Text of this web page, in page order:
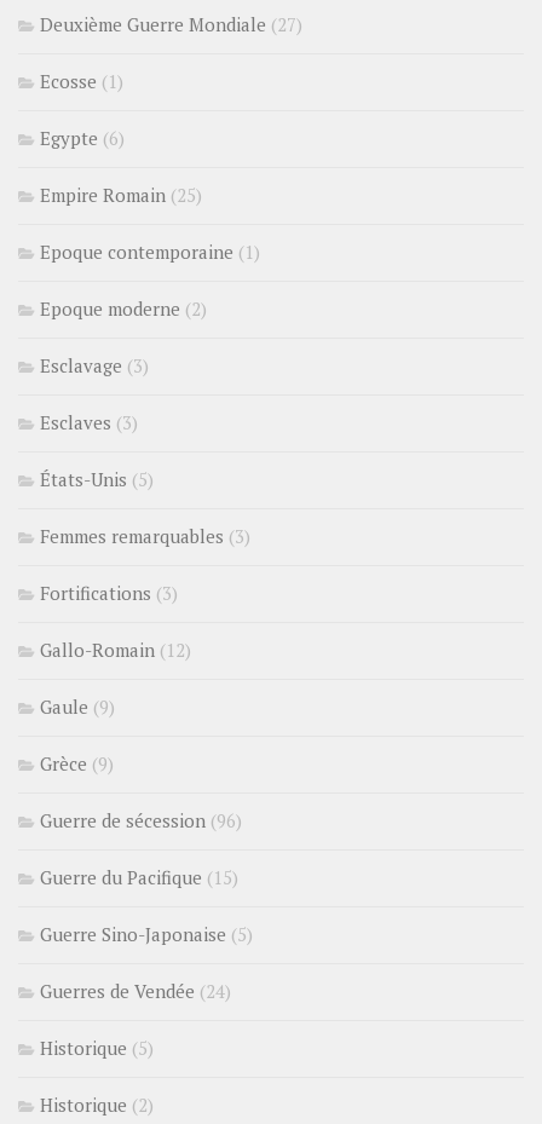
Deuxième Guerre Mondiale (27)
Ecosse (1)
Egypte (6)
Empire Romain (25)
Epoque contemporaine (1)
Epoque moderne (2)
Esclavage (3)
Esclaves (3)
États-Unis (5)
Femmes remarquables (3)
Fortifications (3)
Gallo-Romain (12)
Gaule (9)
Grèce (9)
Guerre de sécession (96)
Guerre du Pacifique (15)
Guerre Sino-Japonaise (5)
Guerres de Vendée (24)
Historique (5)
Historique (2)